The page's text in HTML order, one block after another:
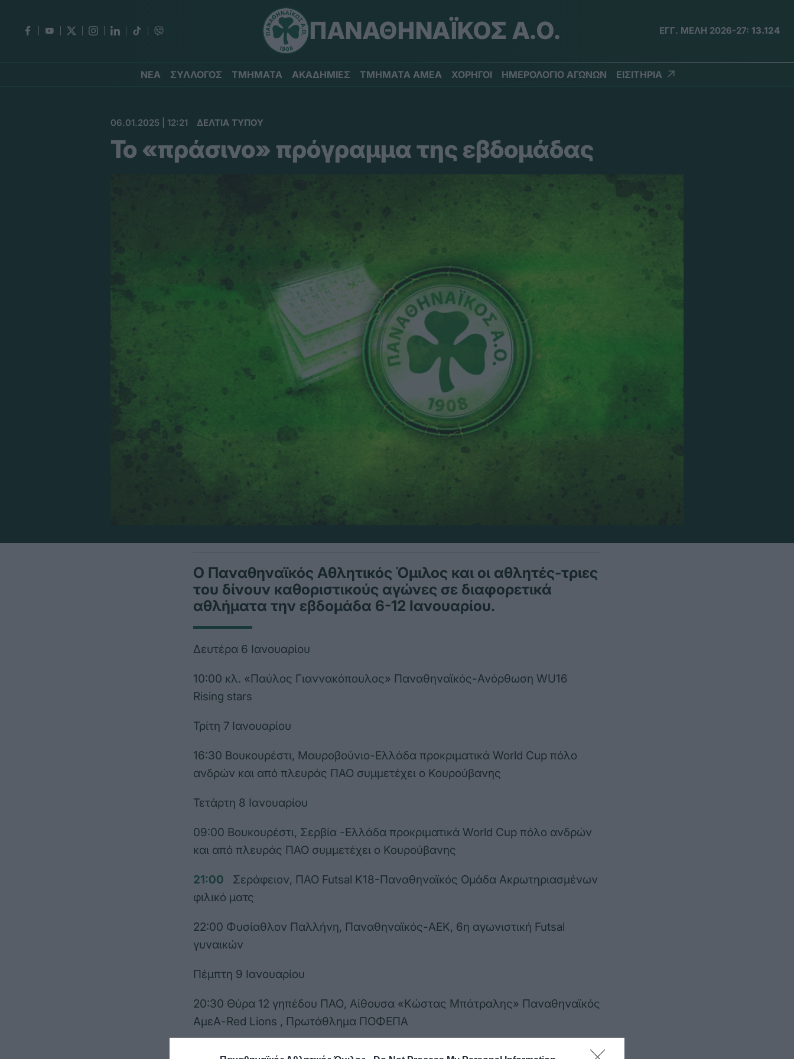
ΠΑΝΑΘΗΝΑΪΚΟΣ Α.Ο. ΕΓΓ. ΜΕΛΗ 2026-27: 13.124
ΝΕΑ ΣΥΛΛΟΓΟΣ ΤΜΗΜΑΤΑ ΑΚΑΔΗΜΙΕΣ ΤΜΗΜΑΤΑ ΑΜΕΑ ΧΟΡΗΓΟΙ ΗΜΕΡΟΛΟΓΙΟ ΑΓΩΝΩΝ ΕΙΣΙΤΗΡΙΑ
06.01.2025 | 12:21 ΔΕΛΤΙΑ ΤΥΠΟΥ
Το «πράσινο» πρόγραμμα της εβδομάδας
Ο Παναθηναϊκός Αθλητικός Όμιλος και οι αθλητές-τριες
του δίνουν καθοριστικούς αγώνες σε διαφορετικά
αθλήματα την εβδομάδα 6-12 Ιανουαρίου.
Δευτέρα 6 Ιανουαρίου
10:00 κλ. «Παύλος Γιαννακόπουλος» Παναθηναϊκός-Ανόρθωση WU16
Rising stars
Τρίτη 7 Ιανουαρίου
16:30 Βουκουρέστι, Μαυροβούνιο-Ελλάδα προκριματικά World Cup πόλο
ανδρών και από πλευράς ΠΑΟ συμμετέχει ο Κουρούβανης
Τετάρτη 8 Ιανουαρίου
09:00 Βουκουρέστι, Σερβία -Ελλάδα προκριματικά World Cup πόλο ανδρών
και από πλευράς ΠΑΟ συμμετέχει ο Κουρούβανης
21:00
Σεράφειον, ΠΑΟ Futsal Κ18-Παναθηναϊκός Ομάδα Ακρωτηριασμένων
φιλικό ματς
22:00 Φυσίαθλον Παλλήνη, Παναθηναϊκός-ΑΕΚ, 6η αγωνιστική Futsal
γυναικών
Πέμπτη 9 Ιανουαρίου
20:30 Θύρα 12 γηπέδου ΠΑΟ, Αίθουσα «Κώστας Μπάτραλης» Παναθηναϊκός
ΑμεΑ-Red Lions , Πρωτάθλημα ΠΟΦΕΠΑ